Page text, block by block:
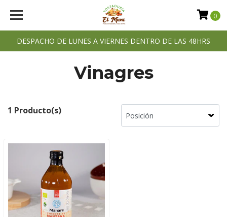
DESPACHO DE LUNES A VIERNES DENTRO DE LAS 48HRS
0
Vinagres
1 Producto(s)